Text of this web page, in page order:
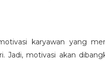
karyawan yang
Jadi, motivasi akan